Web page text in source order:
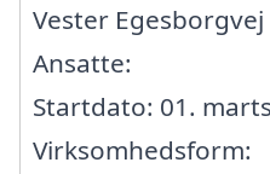
Vester
Ansatte:
Startdato: 01.
Virksomhedsform: